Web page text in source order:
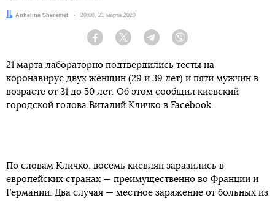
Автор:
Anhelina Sheremet Дата:
20:00, 21 марта 2020
Facebook Twitter Telegram
21 марта лабораторно подтвердились тесты на
коронавирус двух женщин (29 и 39 лет) и пяти мужчин в
возрасте от 31 до 50 лет. Об этом сообщил киевский
городской голова Виталий Кличко в Facebook.
По словам Кличко, восемь киевлян заразились в
европейских странах — преимущественно во Франции и
Германии. Два случая — местное заражение от больных из